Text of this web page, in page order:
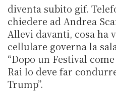
diventa subito gif.
chiedere ad Andrea
Allevi davanti, cosa ha
cellulare governa la
“Dopo un Festival
Rai lo deve far
Trump”.